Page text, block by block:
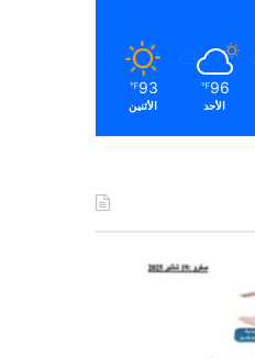
96
℉
الأحد
93
℉
الأثنين